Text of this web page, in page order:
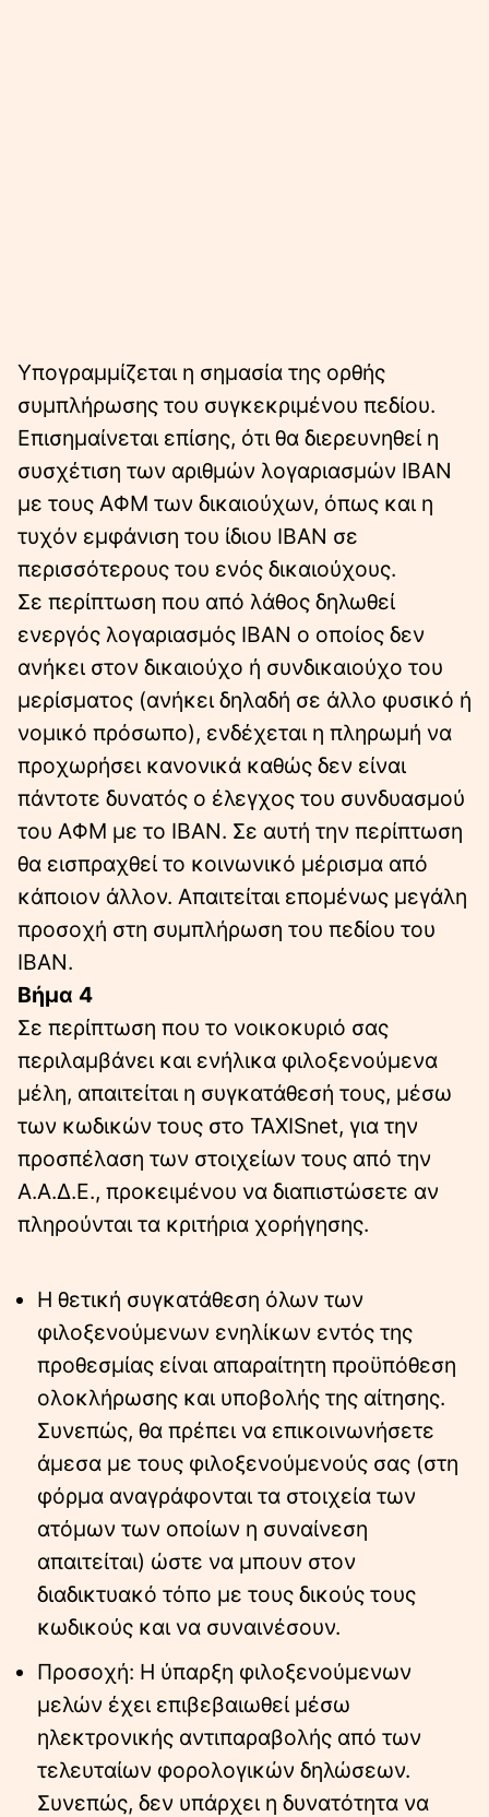
Υπογραμμίζεται η σημασία της ορθής
συμπλήρωσης του συγκεκριμένου πεδίου.
Επισημαίνεται επίσης, ότι θα διερευνηθεί η
συσχέτιση των αριθμών λογαριασμών IBAN
με τους ΑΦΜ των δικαιούχων, όπως και η
τυχόν εμφάνιση του ίδιου IBAN σε
περισσότερους του ενός δικαιούχους.
Σε περίπτωση που από λάθος δηλωθεί
ενεργός λογαριασμός IBAN ο οποίος δεν
ανήκει στον δικαιούχο ή συνδικαιούχο του
μερίσματος (ανήκει δηλαδή σε άλλο φυσικό ή
νομικό πρόσωπο), ενδέχεται η πληρωμή να
προχωρήσει κανονικά καθώς δεν είναι
πάντοτε δυνατός ο έλεγχος του συνδυασμού
του ΑΦΜ με το IBAN. Σε αυτή την περίπτωση
θα εισπραχθεί το κοινωνικό μέρισμα από
κάποιον άλλον. Απαιτείται επομένως μεγάλη
προσοχή στη συμπλήρωση του πεδίου του
IBAN.
Βήμα 4
Σε περίπτωση που το νοικοκυριό σας
περιλαμβάνει και ενήλικα φιλοξενούμενα
μέλη, απαιτείται η συγκατάθεσή τους, μέσω
των κωδικών τους στο TAXISnet, για την
προσπέλαση των στοιχείων τους από την
Α.Α.Δ.Ε., προκειμένου να διαπιστώσετε αν
πληρούνται τα κριτήρια χορήγησης.
Η θετική συγκατάθεση όλων των
φιλοξενούμενων ενηλίκων εντός της
προθεσμίας είναι απαραίτητη προϋπόθεση
ολοκλήρωσης και υποβολής της αίτησης.
Συνεπώς, θα πρέπει να επικοινωνήσετε
άμεσα με τους φιλοξενούμενούς σας (στη
φόρμα αναγράφονται τα στοιχεία των
ατόμων των οποίων η συναίνεση
απαιτείται) ώστε να μπουν στον
διαδικτυακό τόπο με τους δικούς τους
κωδικούς και να συναινέσουν.
Προσοχή: Η ύπαρξη φιλοξενούμενων
μελών έχει επιβεβαιωθεί μέσω
ηλεκτρονικής αντιπαραβολής από των
τελευταίων φορολογικών δηλώσεων.
Συνεπώς, δεν υπάρχει η δυνατότητα να